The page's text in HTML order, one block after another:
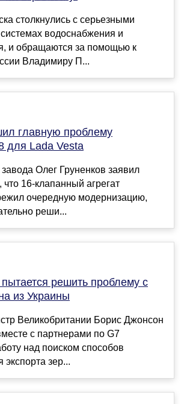
столкнулись с серьезными
водоснабжения и
и обращаются за помощью к
Владимиру П...
главную проблему
для Lada Vesta
Олег Груненков заявил
что 16-клапанный агрегат
очередную модернизацию,
реши...
решить проблему с
из Украины
Великобритании Борис Джонсон
с партнерами по G7
над поиском способов
экспорта зер...